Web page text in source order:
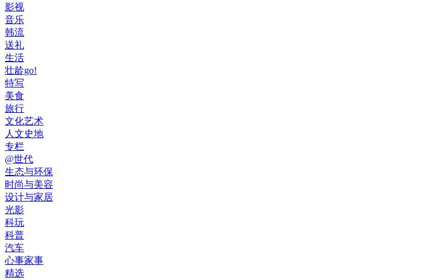
影视
音乐
韩流
送礼
生活
壮龄go!
特写
美食
旅行
文化艺术
人文史地
专栏
@世代
生态与环保
时尚与美容
设计与家居
光影
科玩
科普
汽车
心事家事
精选